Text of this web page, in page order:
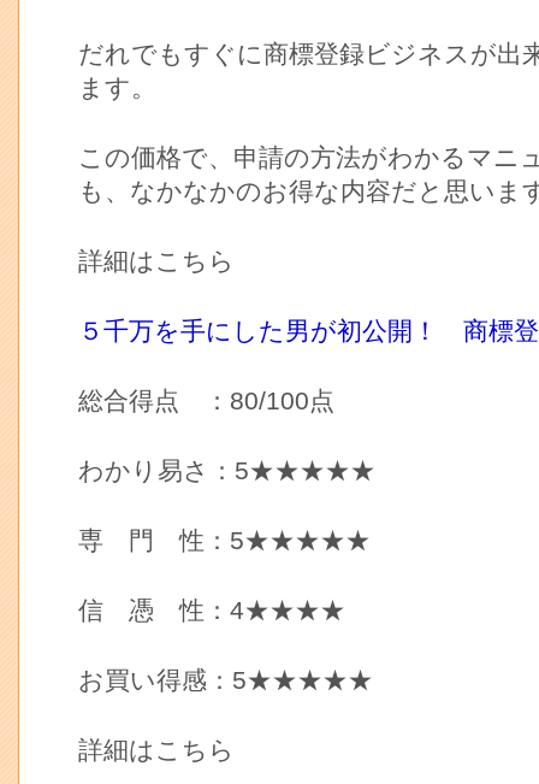
だれでもすぐに商標登録ビジネスが出
ます。
この価格で、申請の方法がわかるマニ
も、なかなかのお得な内容だと思いま
詳細はこちら
５千万を手にした男が初公開！ 商標
総合得点 ：80/100点
わかり易さ：5★★★★★
専 門 性：5★★★★★
信 憑 性：4★★★★
お買い得感：5★★★★★
詳細はこちら